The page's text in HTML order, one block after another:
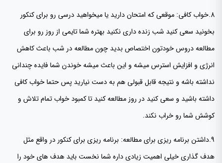
8.خواب کافی: موقعی که امتحان دارید یا میخواهید درسی رو برای کنکور
بخونید سعی کنید شب زنده داری نکنید بهتره شما تایمی از روز رو برای
مطالعه دروس خودتون اختصاص بدید چون مطالعه در شب باعث کاهش
انرژی و افزایش استرس میشه و این باعث میشه خوندن شما فایده چندانی
نداشته باشه و نتیجه قابل قبولی هم به دست نیارید پس حتما خواب کافی
داشته باشید و سعی کنید در روز مطالعه کنید تا کمبود خواب تمام تلاش و
کوشش شما رو خراب نکند.
9.داشتن برنامه ریزی برای مطالعه: برنامه ریزی برای کنکور در واقع مثل
هدف گذاری خیلی اهمیت زیادی داره شما نخست باید هدف های خود را